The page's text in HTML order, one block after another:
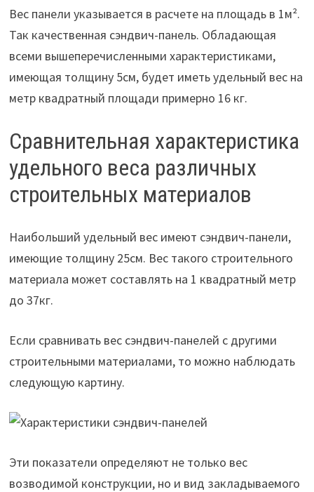
Вес панели указывается в расчете на площадь в 1м².
Так качественная сэндвич-панель. Обладающая
всеми вышеперечисленными характеристиками,
имеющая толщину 5см, будет иметь удельный вес на
метр квадратный площади примерно 16 кг.
Сравнительная характеристика
удельного веса различных
строительных материалов
Наибольший удельный вес имеют сэндвич-панели,
имеющие толщину 25см. Вес такого строительного
материала может составлять на 1 квадратный метр
до 37кг.
Если сравнивать вес сэндвич-панелей с другими
строительными материалами, то можно наблюдать
следующую картину.
Эти показатели определяют не только вес
возводимой конструкции, но и вид закладываемого